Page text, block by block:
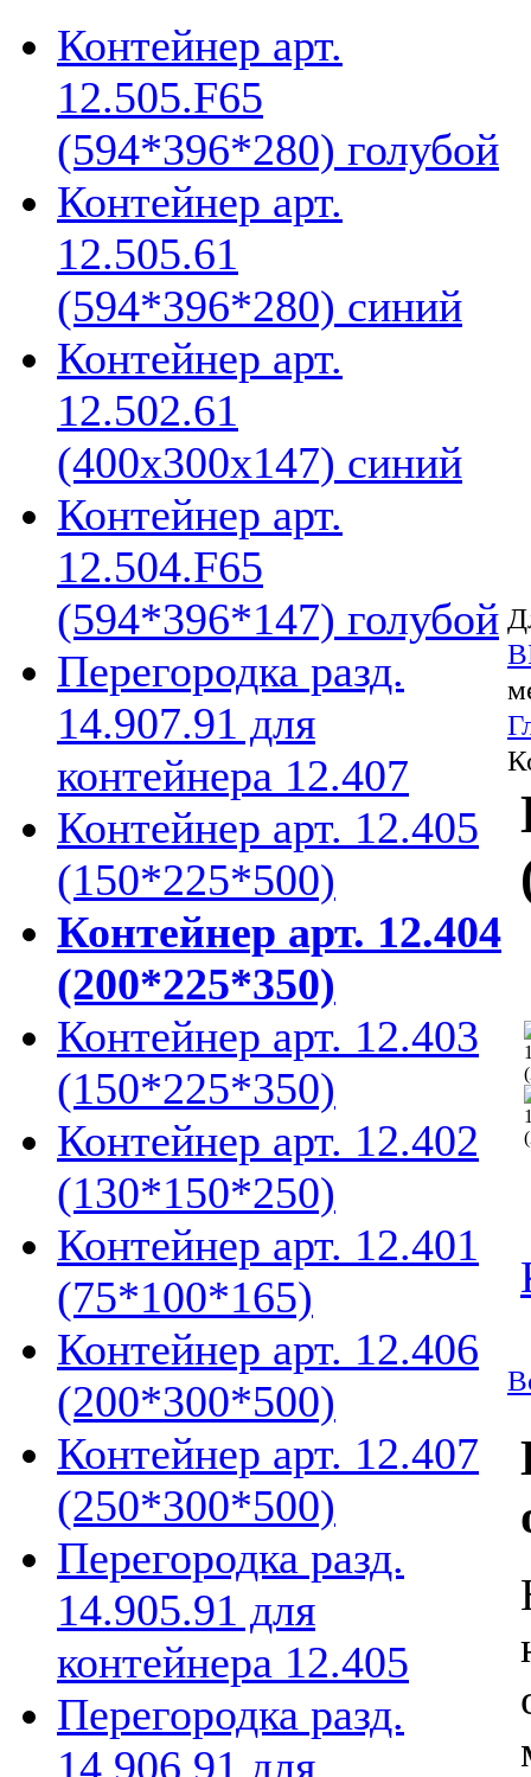
Контейнер арт.
12.505.F65
(594*396*280) голубой
Контейнер арт.
12.505.61
(594*396*280) синий
Контейнер арт.
12.502.61
(400х300х147) синий
Контейнер арт.
12.504.F65
(594*396*147) голубой
Перегородка разд.
14.907.91 для
контейнера 12.407
Контейнер арт. 12.405
(150*225*500)
Контейнер арт. 12.404
(200*225*350)
Контейнер арт. 12.403
(150*225*350)
Контейнер арт. 12.402
(130*150*250)
Контейнер арт. 12.401
(75*100*165)
Контейнер арт. 12.406
(200*300*500)
Контейнер арт. 12.407
(250*300*500)
Перегородка разд.
14.905.91 для
контейнера 12.405
Перегородка разд.
14.906.91 для